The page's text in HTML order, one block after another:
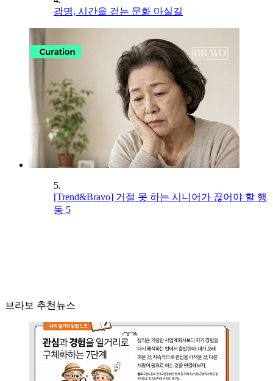
광명, 시간을 걷는 문화 마실길
5.
[Trend&Bravo] 거절 못 하는 시니어가 끊어야 할 행
동 5
브라보 추천뉴스